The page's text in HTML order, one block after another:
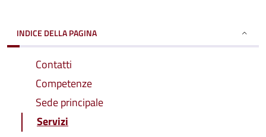
INDICE DELLA PAGINA
Contatti
Competenze
Sede principale
Servizi